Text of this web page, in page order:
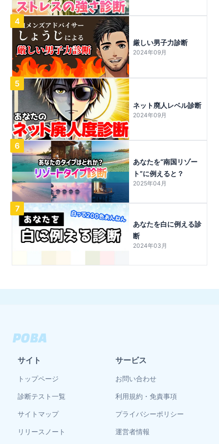
4
厳しい男子力診断
2024年09月
5
ネット廃人レベル診断
2024年09月
6
あなたを“南国リゾー
ト”に例えると？
2025年04月
7
あなたを白に例える診
断
2024年03月
サイト
トップページ
診断テスト一覧
サイトマップ
リリースノート
サービス
お問い合わせ
利用規約・免責事項
プライバシーポリシー
運営者情報